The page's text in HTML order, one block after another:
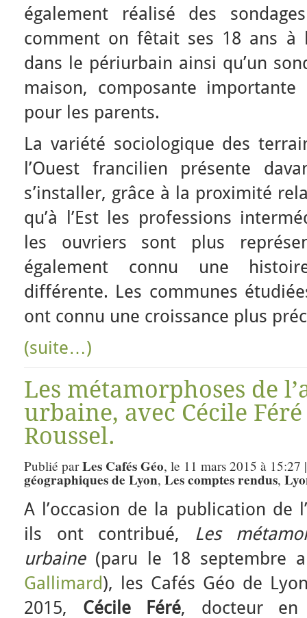
également réalisé des
comment on fêtait ses 18 ans
dans le périurbain ainsi qu’un
maison, composante
pour les parents.
La variété sociologique des
l’Ouest francilien présente
s’installer, grâce à la proximité
qu’à l’Est les professions
les ouvriers sont plus
également connu une
différente. Les communes
ont connu une croissance plus
(suite…)
Les métamorphoses de
urbaine, avec Cécile
Roussel.
Publié parLes Cafés Géo, le 11 mars 2015 à
géographiques de Lyon, Les comptes rendus,
A l’occasion de la publication de
ils ont contribué,
Les
urbaine (paru le 18 septembre
Gallimard), les Cafés Géo de
2015, Cécile Féré, docteur en